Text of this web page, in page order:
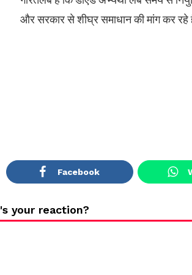
और सरकार से शीघ्र समाधान की मांग कर
Facebook
your reaction?